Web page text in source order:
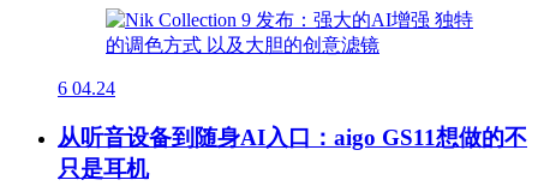
6 04.24
从听音设备到随身AI入口：aigo GS11想做的不
只是耳机